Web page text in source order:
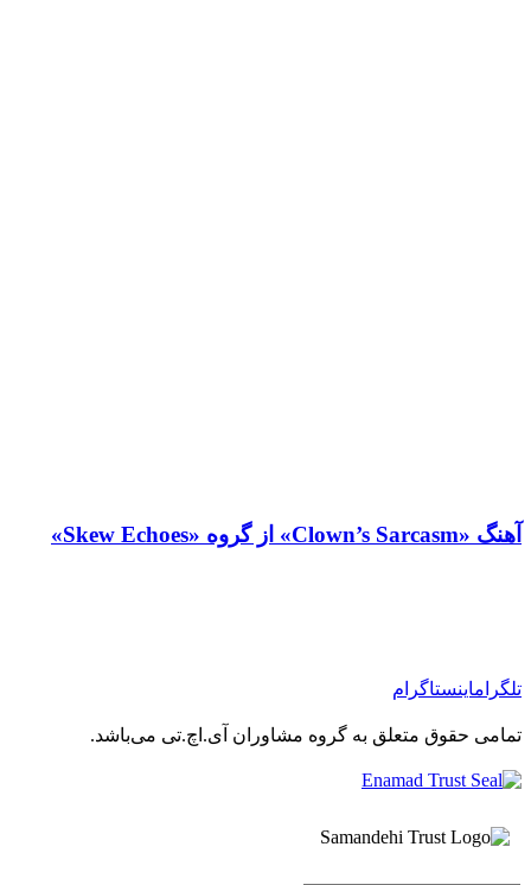
آهنگ «Clown’s Sarcasm» از گروه «Skew Echoes»
تلگراماینستاگرام
تمامی حقوق متعلق به گروه مشاوران آی.اچ.تی می‌باشد.